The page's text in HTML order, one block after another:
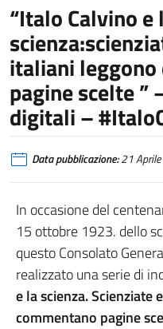
“Italo Calvino e
italiani leggono
pagine scelte ”
digitali –
Data pubblicazione:21
In occasione del
15 ottobre 1923. dello
questo Consolato
realizzato una serie di
e la scienza. Scienziate
commentano pagine